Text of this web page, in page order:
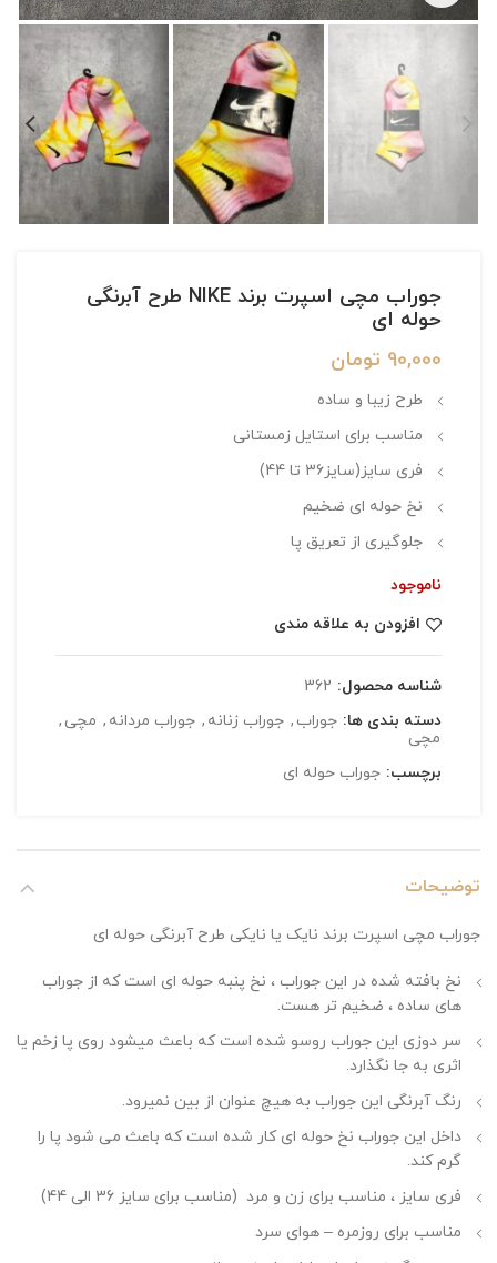
جوراب مچی اسپرت برند NIKE طرح آبرنگی
حوله ای
90,000 تومان
طرح زیبا و ساده
مناسب برای استایل زمستانی
فری سایز(سایز36 تا 44)
نخ حوله ای ضخیم
جلوگیری از تعریق پا
ناموجود
افزودن به علاقه مندی
شناسه محصول: 362
دسته بندی ها: جوراب , جوراب زنانه , جوراب مردانه , مچی ,
مچی
برچسب: جوراب حوله ای
توضیحات
جوراب مچی اسپرت برند نایک یا نایکی طرح آبرنگی حوله ای
نخ بافته شده در این جوراب ، نخ پنبه حوله ای است که از جوراب
های ساده ، ضخیم تر هست.
سر دوزی این جوراب روسو شده است که باعث میشود روی پا زخم یا
اثری به جا نگذارد.
رنگ آبرنگی این جوراب به هیچ عنوان از بین نمیرود.
داخل این جوراب نخ حوله ای کار شده است که باعث می شود پا را
گرم کند.
فری سایز ، مناسب برای زن و مرد (مناسب برای سایز 36 الی 44)
مناسب برای روزمره – هوای سرد